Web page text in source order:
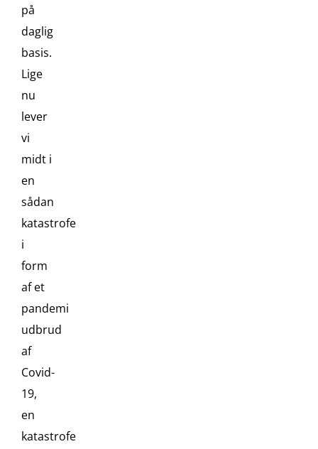
på
daglig
basis.
Lige
nu
lever
vi
midt i
en
sådan
katastrofe
i
form
af et
pandemi
udbrud
af
Covid-
19,
en
katastrofe